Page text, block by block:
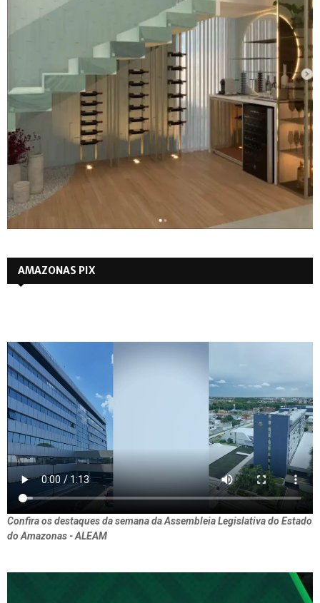
AMAZONAS PIX
Confira os destaques da semana da Assembleia Legislativa do Estado
do Amazonas - ALEAM